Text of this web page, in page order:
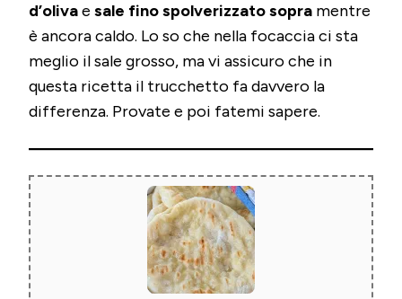
d’olivae sale fino spolverizzato sopra mentre
è ancora caldo. Lo so che nella focaccia ci sta
meglio il sale grosso, ma vi assicuro che in
questa ricetta il trucchetto fa davvero la
differenza. Provate e poi fatemi sapere.